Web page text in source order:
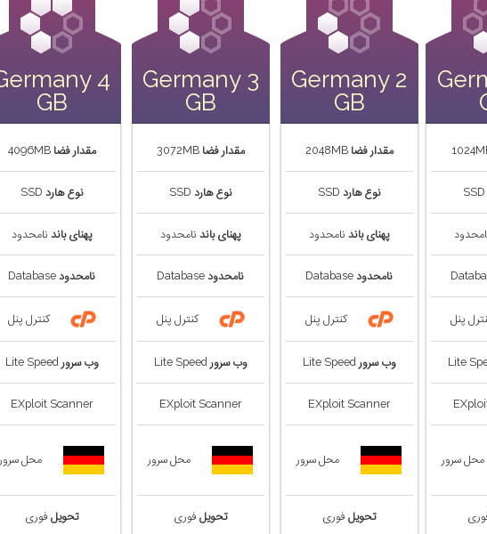
پنل
محل سرور
Germany 2
GB
مقدار فضا 2048MB
نوع هارد
پهنای باند نامحدود
نامحدود
کنترل پنل
وب سرور Lite Speed
EXploit Scanner
محل سرور
تحویل فوری
Germany 3
GB
مقدار فضا 3072MB
نوع هارد
پهنای باند نامحدود
نامحدود
کنترل پنل
وب سرور Lite Speed
EXploit Scanner
محل سرور
تحویل فوری
4
GB
مقدار فضا 4096MB
نوع هارد
پهنای باند نامحدود
نامحدود
کنترل پنل
وب سرور Lite Speed
EXploit Scanner
محل سرور
تحویل فوری